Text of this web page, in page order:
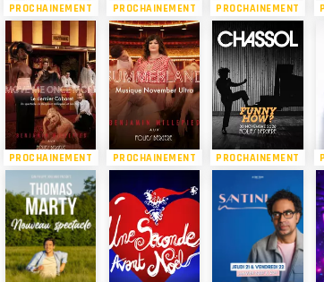
PROCHAINEMENT PROCHAINEMENT PROCHAINEMENT
PROCHAINEMENT PROCHAINEMENT PROCHAINEMENT